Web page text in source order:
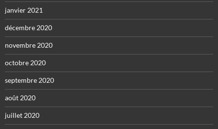
janvier 2021
décembre 2020
novembre 2020
octobre 2020
septembre 2020
août 2020
juillet 2020